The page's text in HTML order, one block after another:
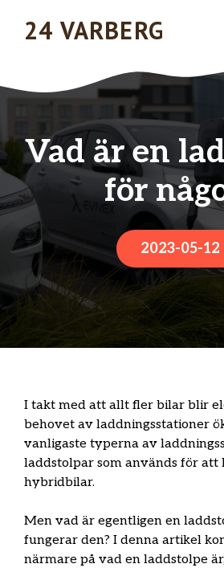
24 VARBERG
Vad är en
för
2023-05-12
I takt med att allt fler bilar blir
behovet av laddningsstationer
vanligaste typerna av
laddstolpar som används för att
hybridbilar.
Men vad är egentligen en
fungerar den? I denna artikel
närmare på vad en laddstolpe